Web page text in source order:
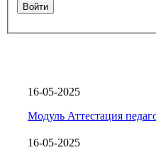
Войти
16-05-2025
Модуль Аттестация
16-05-2025